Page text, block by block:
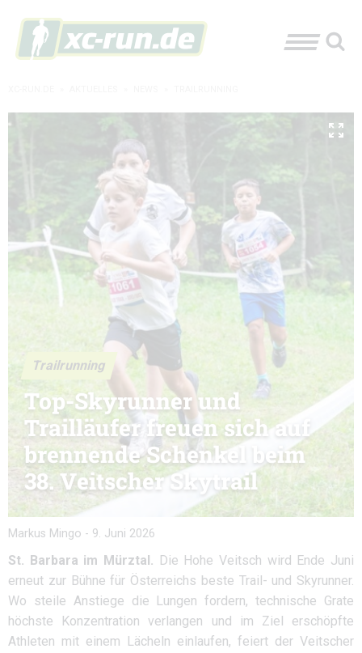
Trailrunning
Top-Skyrunner und
Trailläufer freuen sich auf
brennende Schenkel beim
38. Veitscher Skytrail
Markus Mingo - 9. Juni 2026
St. Barbara im Mürztal. Die Hohe Veitsch wird Ende Juni
erneut zur Bühne für Österreichs beste Trail- und Skyrunner.
Wo steile Anstiege die Lungen fordern, technische Grate
höchste Konzentration verlangen und im Ziel erschöpfte
Athleten mit einem Lächeln einlaufen, feiert der Veitscher